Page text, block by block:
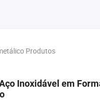
Produtos
Inoxidável em